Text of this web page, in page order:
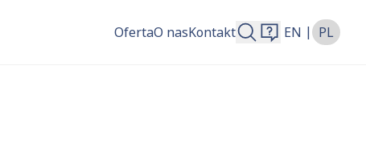
OfertaO nasKontakt EN | PL